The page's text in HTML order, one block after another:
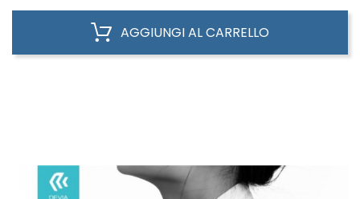
AGGIUNGI AL CARRELLO